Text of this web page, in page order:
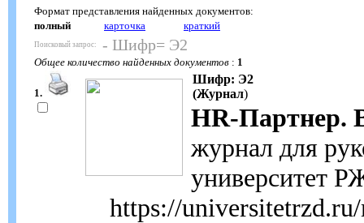
Формат представления найденных документов:
полный
карточка краткий
Поисковый запрос: - Шифр= Э2
Общее количество найденных документов : 1
1.
Шифр: Э2
(Журнал)
HR-Партнер.
журнал для
университет
https://